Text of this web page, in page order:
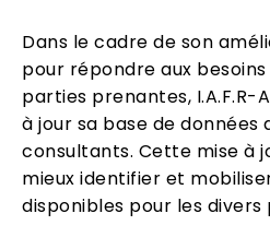
Dans le cadre de son
pour répondre aux
parties prenantes, I.A.F.R-
à jour sa base de
consultants. Cette mise à
mieux identifier et
disponibles pour les